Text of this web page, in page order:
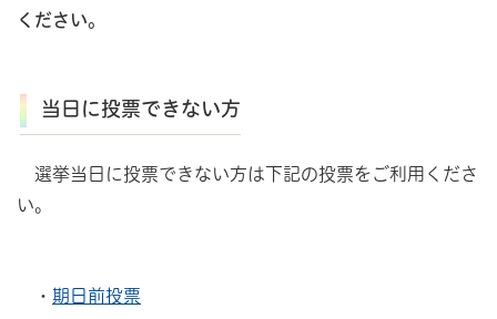
ください。
当日に投票できない方
選挙当日に投票できない方は下記の投票をご利用くださ
い。
・ 期日前投票